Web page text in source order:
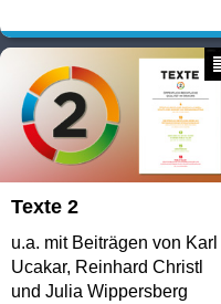
Texte 2
u.a. mit Beiträgen von Karl
Ucakar, Reinhard Christl
und Julia Wippersberg